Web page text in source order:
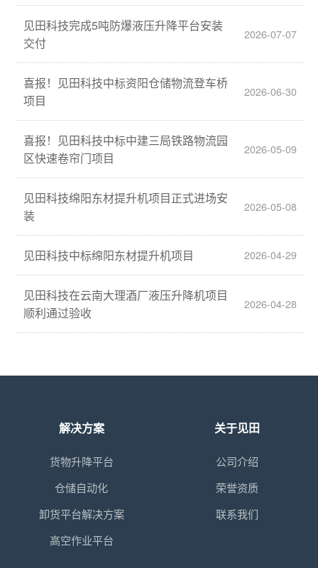
见田科技完成5吨防爆液压升降平台安装
交付
2026-07-07
喜报！见田科技中标资阳仓储物流登车桥
项目
2026-06-30
喜报！见田科技中标中建三局铁路物流园
区快速卷帘门项目
2026-05-09
见田科技绵阳东材提升机项目正式进场安
装
2026-05-08
见田科技中标绵阳东材提升机项目 2026-04-29
见田科技在云南大理酒厂液压升降机项目
顺利通过验收
2026-04-28
解决方案
货物升降平台
仓储自动化
卸货平台解决方案
高空作业平台
关于见田
公司介绍
荣誉资质
联系我们